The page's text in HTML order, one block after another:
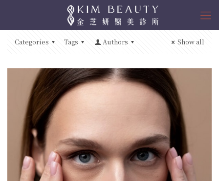
Categories Tags Authors Show all